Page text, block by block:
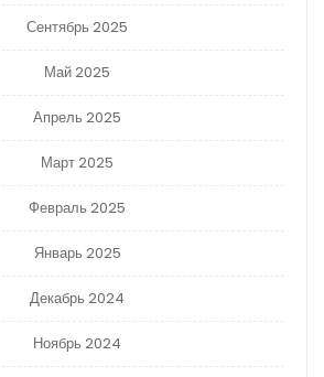
Сентябрь 2025
Май 2025
Апрель 2025
Март 2025
Февраль 2025
Январь 2025
Декабрь 2024
Ноябрь 2024